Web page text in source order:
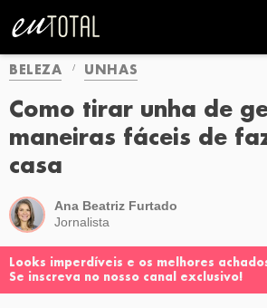
BELEZA UNHAS
Como tirar unha de
maneiras fáceis de
casa
Ana Beatriz Furtado
Jornalista
Looks imperdíveis e os melhores
Se inscreva no nosso canal exclusivo!